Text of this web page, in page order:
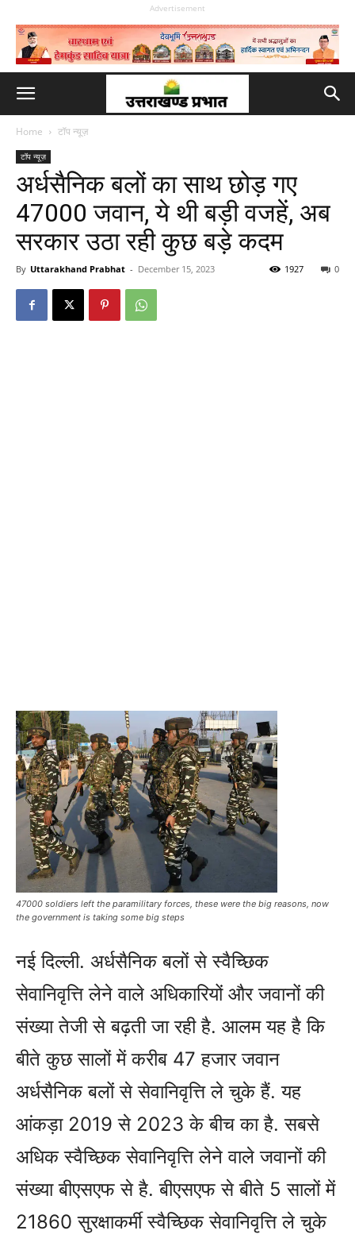
Advertisement
Home टॉप न्यूज़
टॉप न्यूज़
अर्धसैनिक बलों का साथ छोड़ गए
47000 जवान, ये थी बड़ी वजहें, अब
सरकार उठा रही कुछ बड़े कदम
By Uttarakhand Prabhat - December 15, 2023 0
1927
47000 soldiers left the paramilitary forces, these were the big reasons, now
the government is taking some big steps
नई दिल्‍ली. अर्धसैनिक बलों से स्‍वैच्छिक
सेवानिवृत्ति लेने वाले अधिकारियों और जवानों की
संख्‍या तेजी से बढ़ती जा रही है. आलम यह है कि
बीते कुछ सालों में करीब 47 हजार जवान
अर्धसैनिक बलों से सेवानिवृत्ति ले चुके हैं. यह
आंकड़ा 2019 से 2023 के बीच का है. सबसे
अधिक स्‍वैच्छिक सेवानिवृत्ति लेने वाले जवानों की
संख्‍या बीएसएफ से है. बीएसएफ से बीते 5 सालों में
21860 सुरक्षाकर्मी स्‍वैच्छिक सेवानिवृत्ति ले चुके